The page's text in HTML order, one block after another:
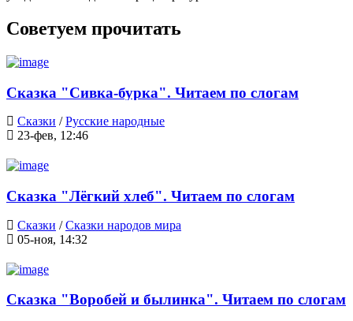
Советуем прочитать
Сказка "Сивка-бурка". Читаем по слогам
Сказки /Русские народные
23-фев, 12:46
Сказка "Лёгкий хлеб". Читаем по слогам
Сказки /Сказки народов мира
05-ноя, 14:32
Сказка "Воробей и былинка". Читаем по слогам